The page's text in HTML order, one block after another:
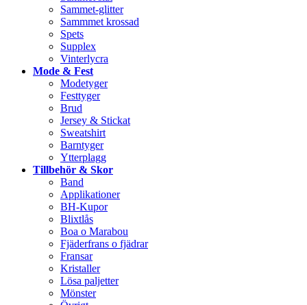
Sammet-glitter
Sammmet krossad
Spets
Supplex
Vinterlycra
Mode & Fest
Modetyger
Festtyger
Brud
Jersey & Stickat
Sweatshirt
Barntyger
Ytterplagg
Tillbehör & Skor
Band
Applikationer
BH-Kupor
Blixtlås
Boa o Marabou
Fjäderfrans o fjädrar
Fransar
Kristaller
Lösa paljetter
Mönster